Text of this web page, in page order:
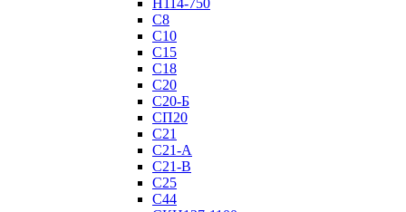
Н114-750
С8
С10
С15
С18
С20
С20-Б
СП20
С21
С21-А
С21-В
С25
С44